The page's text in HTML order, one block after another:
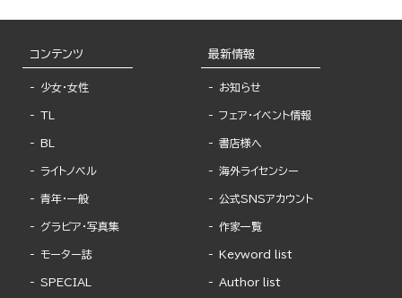
コンテンツ
少女・女性
TL
BL
ライトノベル
青年・一般
グラビア・写真集
モーター誌
SPECIAL
最新情報
お知らせ
フェア・イベント情報
書店様へ
海外ライセンシー
公式SNSアカウント
作家一覧
Keyword list
Author list